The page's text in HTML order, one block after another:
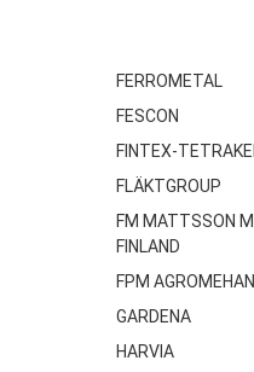
FERROMETAL
FESCON
FINTEX-
FLÄKTGROUP
FM MATTSSON
FINLAND
FPM
GARDENA
HARVIA